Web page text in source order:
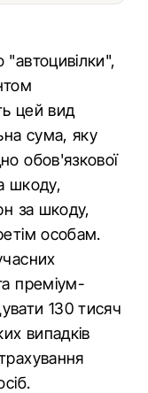
цей вид
сума, яку
обов'язкової
шкоду,
за шкоду,
особам.
преміум-
130 тисяч
випадків